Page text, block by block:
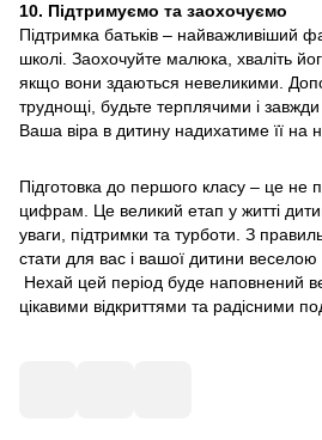
10. Підтримуємо та заохочуємо
Підтримка батьків – найважливіший
школі. Заохочуйте малюка, хваліть
якщо вони здаються невеликими.
труднощі, будьте терплячими і
Ваша віра в дитину надихатиме її на
Підготовка до першого класу – це не
цифрам. Це великий етап у житті
уваги, підтримки та турботи. З
стати для вас і вашої дитини веселою
Нехай цей період буде наповнений
цікавими відкриттями та радісними